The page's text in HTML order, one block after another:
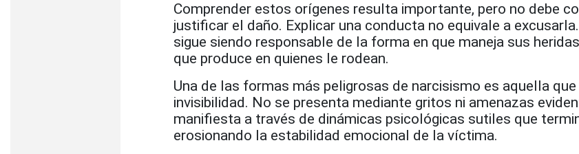
Comprender estos orígenes resulta importante, pero no debe
justificar el daño. Explicar una conducta no equivale a
sigue siendo responsable de la forma en que maneja sus
que produce en quienes le rodean.
Una de las formas más peligrosas de narcisismo es aquella
invisibilidad. No se presenta mediante gritos ni amenazas
manifiesta a través de dinámicas psicológicas sutiles que
erosionando la estabilidad emocional de la víctima.